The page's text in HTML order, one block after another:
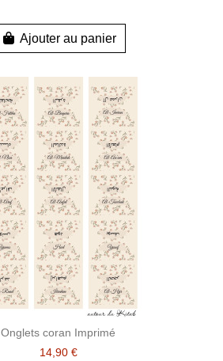
Ajouter au panier
Onglets coran Imprimé
14,90 €